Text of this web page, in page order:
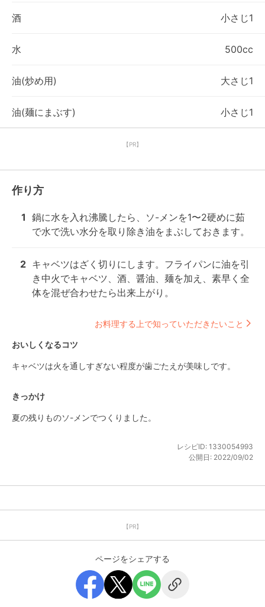
酒 小さじ1
水 500cc
油(炒め用) 大さじ1
油(麺にまぶす) 小さじ1
【PR】
作り方
1 鍋に水を入れ沸騰したら、ソ-メンを1〜2硬めに茹
で水で洗い水分を取り除き油をまぶしておきます。
2 キャベツはざく切りにします。フライパンに油を引
き中火でキャベツ、酒、醤油、麺を加え、素早く全
体を混ぜ合わせたら出来上がり。
お料理する上で知っていただきたいこと
おいしくなるコツ
キャベツは火を通しすぎない程度が歯ごたえが美味しです。
きっかけ
夏の残りものソ-メンでつくりました。
レシピID: 1330054993
公開日: 2022/09/02
【PR】
ページをシェアする